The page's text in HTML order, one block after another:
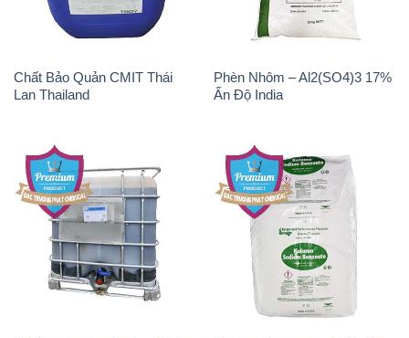
Chất Bảo Quản CMIT Thái
Lan Thailand
Phèn Nhôm – Al2(SO4)3 17%
Ấn Độ India